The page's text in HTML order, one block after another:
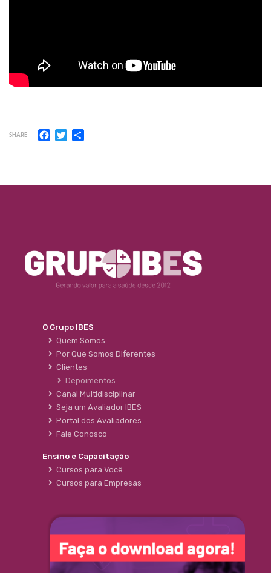
SHARE Facebook
Twitter
O Grupo IBES
Quem Somos
Por Que Somos Diferentes
Clientes
Depoimentos
Canal Multidisciplinar
Seja um Avaliador IBES
Portal dos Avaliadores
Fale Conosco
Ensino e Capacitação
Cursos para Você
Cursos para Empresas